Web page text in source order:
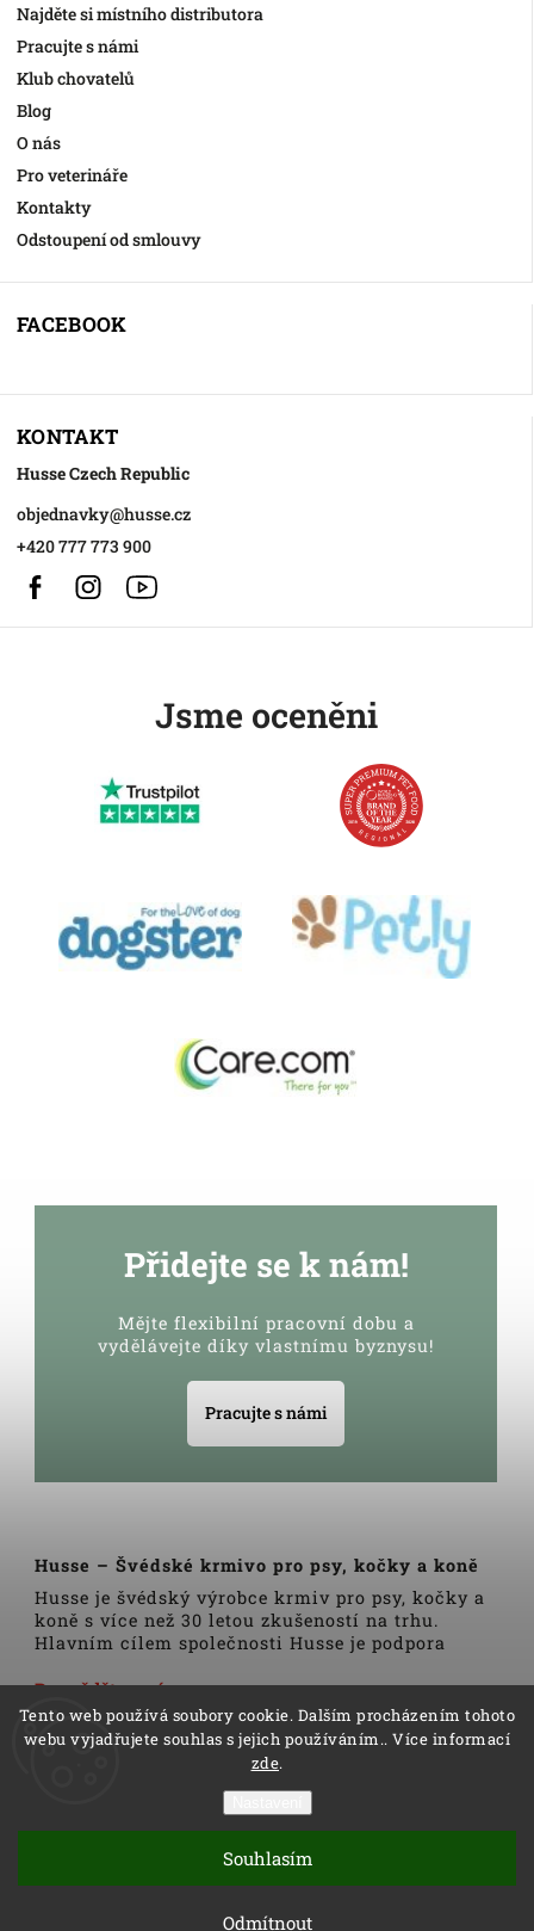
Tento web používá soubory cookie. Dalším procházením tohoto
webu vyjadřujete souhlas s jejich používáním.. Více informací
zde.
Odmítnout
Souhlasím
Najděte si místního distributora
Pracujte s námi
Klub chovatelů
Blog
O nás
Pro veterináře
Kontakty
Odstoupení od smlouvy
FACEBOOK
KONTAKT
Husse Czech Republic
objednavky@husse.cz
+420 777 773 900
FacebookInstagram
Jsme oceněni
Přidejte se k nám!
Mějte flexibilní pracovní dobu a
vydělávejte díky vlastnímu byznysu!
Pracujte s námi
Husse – Švédské krmivo pro psy, kočky a koně
Husse je švédský výrobce krmiv pro psy, kočky a
koně s více než 30 letou zkušeností na trhu.
Hlavním cílem společnosti Husse je podpora
Veškerá krmiva, pamlsky a doplňky Husse jsou
vyrobeny pouze z nejkvalitnějších a pečlivě
vybraných surovin. Všechny produkty se vyrábí
podle tradičních skandinávských receptur a
výrobní linky podléhají trvalé veterinární
Distributoři společnosti Husse jsou důkladně
psa, kočku nebo koně.
Dozvědět se více
Vytvořil Shoptet
Copyright 2026Husse. Všechna práva vyhrazena.